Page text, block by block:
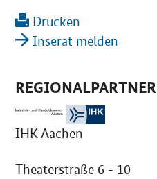
Drucken
Inserat melden
REGIONALPARTNER
IHK Aachen
Theaterstraße 6 - 10